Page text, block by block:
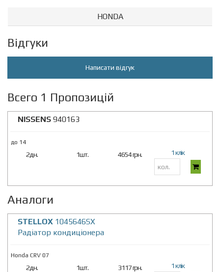
HONDA
Відгуки
Написати відгук
Всего 1 Пропозицій
NISSENS 940163
до 14
2дн. 1шт. 4654 грн. 1 клік
Аналоги
STELLOX 1045646SX
Радіатор кондиціонера
Honda CRV 07
2дн. 1шт. 3117 грн. 1 клік